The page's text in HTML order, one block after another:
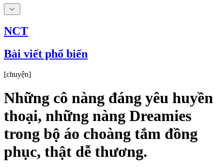
NCT
Bài viết phổ biến
[chuyện]
Những cô nàng đáng yêu huyền
thoại, những nàng Dreamies
trong bộ áo choàng tắm đồng
phục, thật dễ thương.